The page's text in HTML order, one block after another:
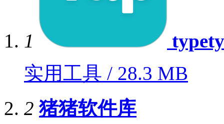
1
实用工具 / 28.3 MB
2 猪猪软件库